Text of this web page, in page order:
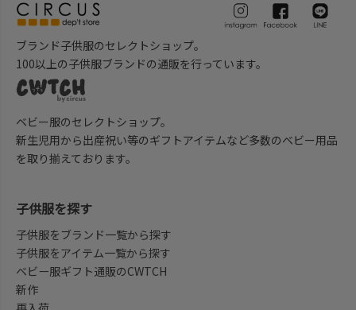
ブランド子供服のセレクトショップ。
100以上の子供服ブランドの通販を行っています。
ベビー服のセレクトショップ。
新生児用から出産祝い等のギフトアイテムなど多数のベビー用品
を取り揃えております。
子供服を探す
子供服をブランド一覧から探す
子供服をアイテム一覧から探す
ベビー服ギフト通販のCWTCH
新作